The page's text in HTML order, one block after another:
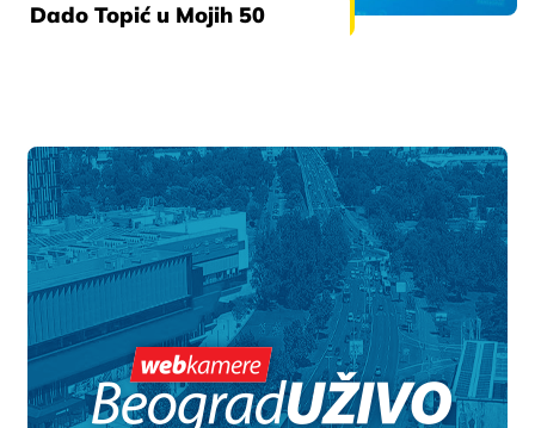
Dado Topić u Mojih 50